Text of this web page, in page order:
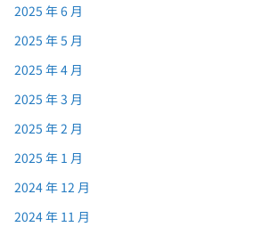
2025 年 6 月
2025 年 5 月
2025 年 4 月
2025 年 3 月
2025 年 2 月
2025 年 1 月
2024 年 12 月
2024 年 11 月